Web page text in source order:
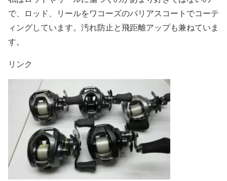
で、ロッド、リールをワコーズのバリアスコートでコーテ
ィングしています。汚れ防止と飛距離アップも兼ねていま
す。
リンク